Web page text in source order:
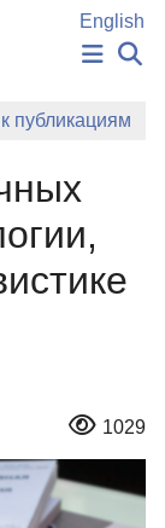
English
Вход
публикациям
1029